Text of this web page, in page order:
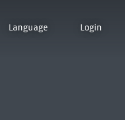
Language Login